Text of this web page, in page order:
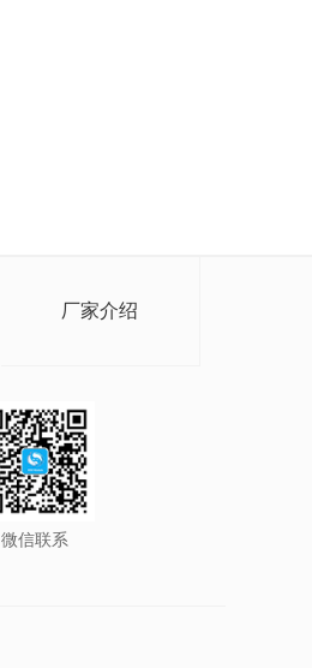
厂家介绍
微信联系